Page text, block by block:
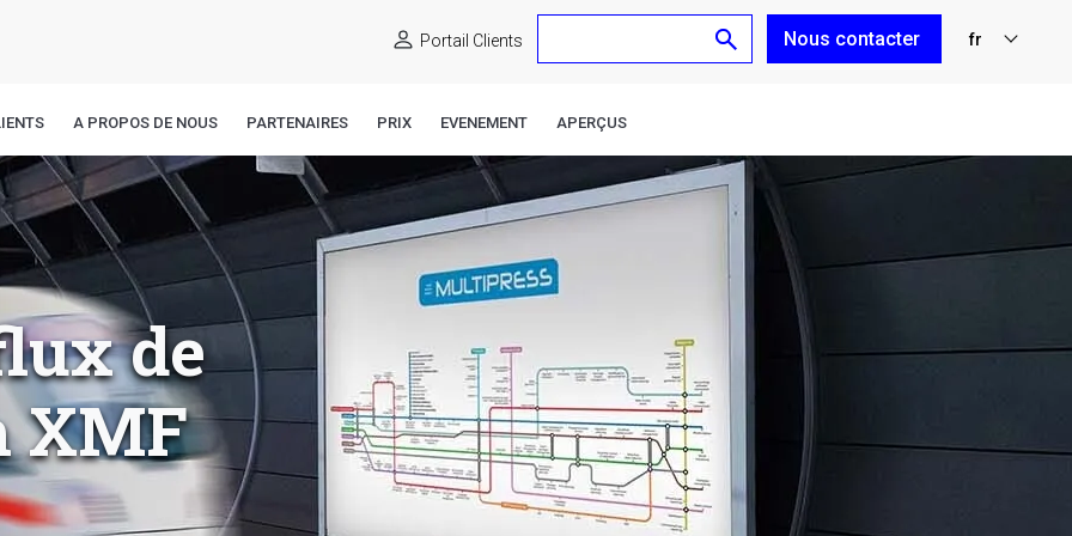
Portail Clients Nous contacter fr
A PROPOS DE NOUS PARTENAIRES PRIX EVENEMENT APERÇUS
de
XMF